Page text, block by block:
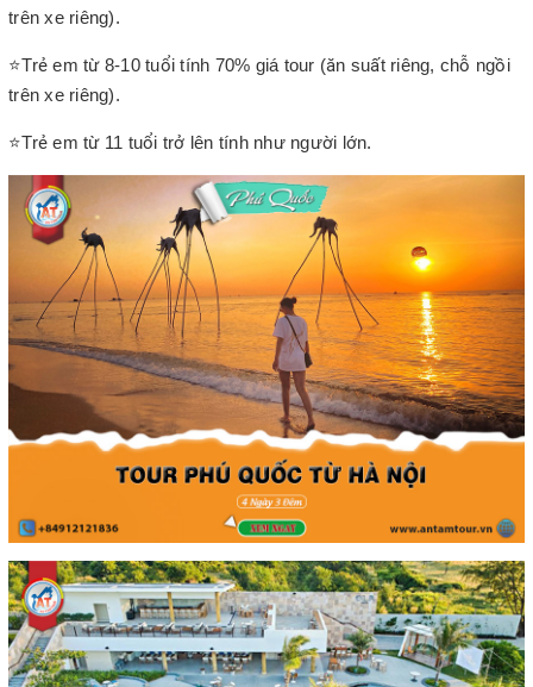
trên xe riêng).
⭐Trẻ em từ 8-10 tuổi tính 70% giá tour (ăn suất riêng, chỗ ngồi
trên xe riêng).
⭐Trẻ em từ 11 tuổi trở lên tính như người lớn.